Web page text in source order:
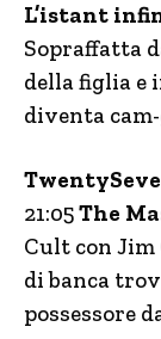
L’istant
Sopraffatta
della figlia e
diventa
21:05The
Cult con
di banca
possessore